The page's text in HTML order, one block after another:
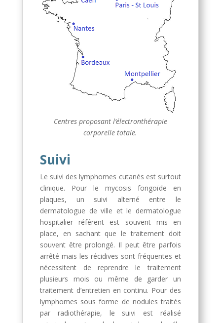
Centres proposant l’électronthérapie
corporelle totale.
Suivi
Le suivi des lymphomes cutanés est surtout
clinique. Pour le mycosis fongoïde en
plaques, un suivi alterné entre le
dermatologue de ville et le dermatologue
hospitalier référent est souvent mis en
place, en sachant que le traitement doit
souvent être prolongé. Il peut être parfois
arrêté mais les récidives sont fréquentes et
nécessitent de reprendre le traitement
plusieurs mois ou même de garder un
traitement d’entretien en continu. Pour des
lymphomes sous forme de nodules traités
par radiothérapie, le suivi est réalisé